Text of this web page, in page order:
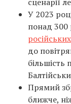
У 2023
понад 300
до
більшість
Прямий
ближче,